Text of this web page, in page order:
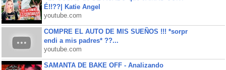
É!!??| Katie Angel
youtube.com
COMPRE EL AUTO DE MIS SUEÑOS !!! *sorpr
endi a mis padres* ??...
youtube.com
SAMANTA DE BAKE OFF - Analizando